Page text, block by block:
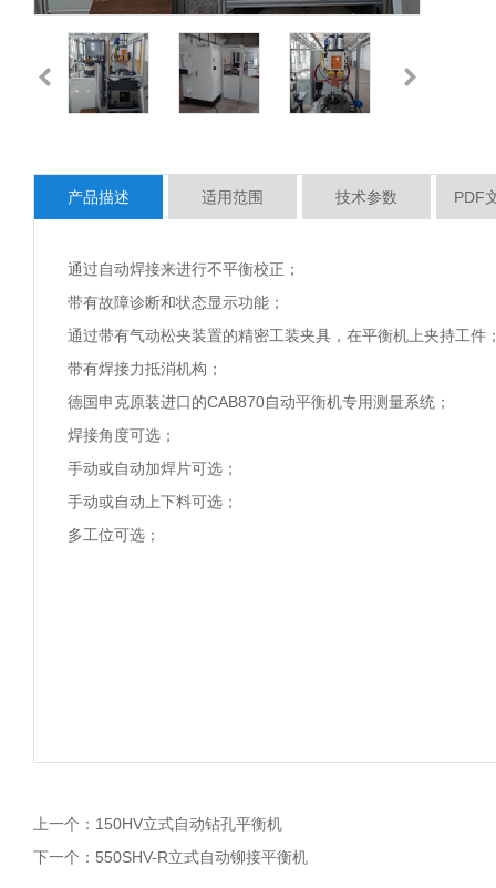
产品描述 适用范围 技术参数 PDF
通过自动焊接来进行不平衡校正；
带有故障诊断和状态显示功能；
通过带有气动松夹装置的精密工装夹具，在平衡机上夹持工件
带有焊接力抵消机构；
德国申克原装进口的CAB870自动平衡机专用测量系统；
焊接角度可选；
手动或自动加焊片可选；
手动或自动上下料可选；
多工位可选；
上一个： 150HV立式自动钻孔平衡机
下一个： 550SHV-R立式自动铆接平衡机